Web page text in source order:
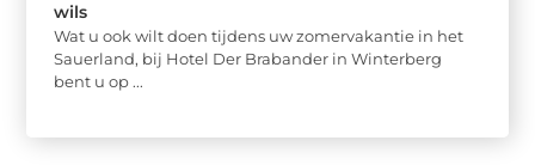
wils
Wat u ook wilt doen tijdens uw zomervakantie in het
Sauerland, bij Hotel Der Brabander in Winterberg
bent u op ...